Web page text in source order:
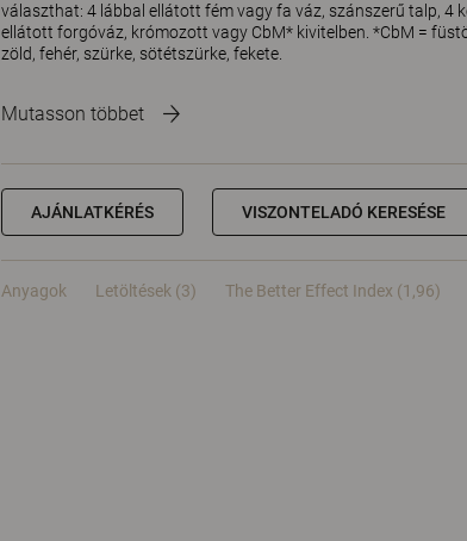
választhat: 4 lábbal ellátott fém vagy fa váz, szánszerű talp, 4
ellátott forgóváz, krómozott vagy CbM* kivitelben. *CbM =
zöld, fehér, szürke, sötétszürke, fekete.
Mutasson többet
AJÁNLATKÉRÉS VISZONTELADÓ KERESÉSE
Anyagok Letöltések (3) The Better Effect Index (1,96)